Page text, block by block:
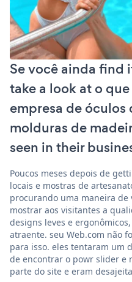
Se você ainda find
take a look at o
empresa de óculos
molduras de
seen in their
Poucos meses depois de
locais e mostras de
procurando uma maneira
mostrar aos visitantes a
designs leves e
atraente. seu Web.com não
para isso. eles tentaram um
de encontrar o powr slider e
parte do site e eram